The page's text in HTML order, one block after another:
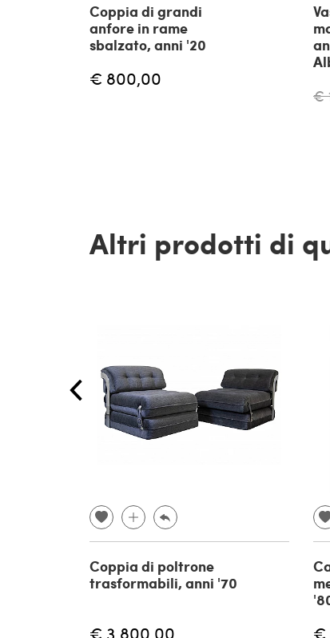
Coppia di grandi
anfore in rame
sbalzato, anni '20
€ 800,00
€
Altri prodotti di
Coppia di poltrone
trasformabili, anni '70
€ 3.800,00 €